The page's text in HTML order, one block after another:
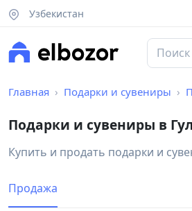
Узбекистан
Главная Подарки и сувениры
Подарки и сувениры в
Купить и продать подарки и
Продажа